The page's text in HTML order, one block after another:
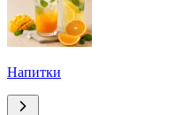
Напитки